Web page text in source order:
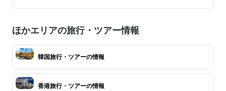
ほかエリアの旅行・ツアー情報
韓国旅行・ツアーの情報
香港旅行・ツアーの情報